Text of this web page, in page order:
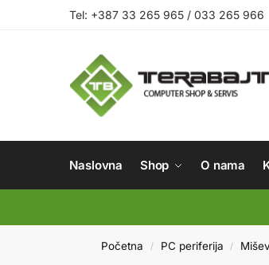
Tel: +387 33 265 965 / 033 265 966
Naslovna Shop O nama
Početna / PC periferija /